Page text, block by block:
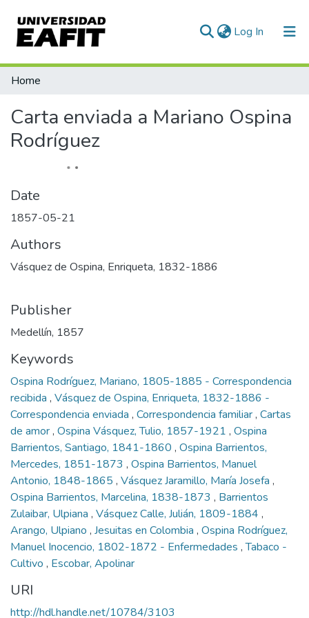
Log In (current)
Statistics
Home
Carta enviada a Mariano Ospina
Rodríguez
Date
1857-05-21
Authors
Vásquez de Ospina, Enriqueta, 1832-1886
Publisher
Medellín, 1857
Keywords
Ospina Rodríguez, Mariano, 1805-1885 - Correspondencia
recibida , Vásquez de Ospina, Enriqueta, 1832-1886 -
Correspondencia enviada , Correspondencia familiar, Cartas
de amor, Ospina Vásquez, Tulio, 1857-1921 , Ospina
Barrientos, Santiago, 1841-1860 , Ospina Barrientos,
Mercedes, 1851-1873 , Ospina Barrientos, Manuel
Antonio, 1848-1865 , Vásquez Jaramillo, María Josefa ,
Ospina Barrientos, Marcelina, 1838-1873 , Barrientos
Zulaibar, Ulpiana , Vásquez Calle, Julián, 1809-1884 ,
Arango, Ulpiano , Jesuitas en Colombia , Ospina Rodríguez,
Manuel Inocencio, 1802-1872 - Enfermedades ,Tabaco -
Cultivo , Escobar, Apolinar
URI
http://hdl.handle.net/10784/3103